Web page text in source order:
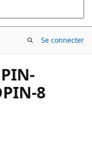
Se connecter
8